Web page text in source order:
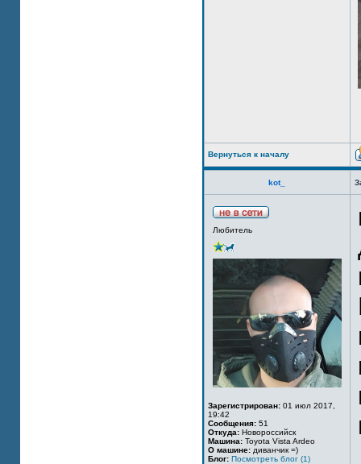
Вернуться к началу
kot_
Любитель
Зарегистрирован: 01 июл 2017,
19:42
Сообщения: 51
Откуда: Новороссийск
Машина: Toyota Vista Ardeo
О машине: диванчик =)
Блог: Посмотреть блог (1)